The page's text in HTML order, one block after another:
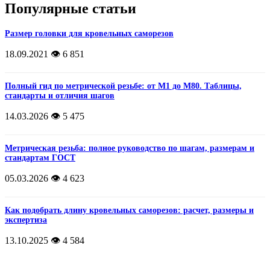
Популярные статьи
Размер головки для кровельных саморезов
18.09.2021 👁️ 6 851
Полный гид по метрической резьбе: от М1 до М80. Таблицы,
стандарты и отличия шагов
14.03.2026 👁️ 5 475
Метрическая резьба: полное руководство по шагам, размерам и
стандартам ГОСТ
05.03.2026 👁️ 4 623
Как подобрать длину кровельных саморезов: расчет, размеры и
экспертиза
13.10.2025 👁️ 4 584